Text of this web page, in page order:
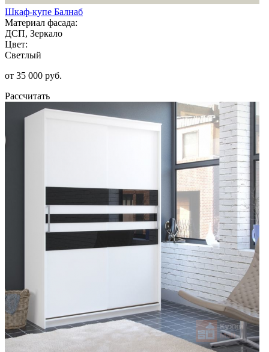
Шкаф-купе Балнаб
Материал фасада:
ДСП, Зеркало
Цвет:
Светлый
от 35 000 руб.
Рассчитать